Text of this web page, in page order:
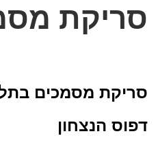
סריקת
סריקת מסמכים
דפוס הנצחון